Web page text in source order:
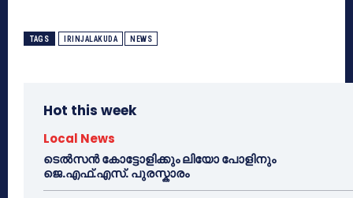
TAGS IRINJALAKUDA NEWS
Hot this week
Local News
ടെൽസൻ കോട്ടോളിക്കും ലിയോ പോളിനും
ജെ.എഫ്.എസ്. പുരസ്കാരം